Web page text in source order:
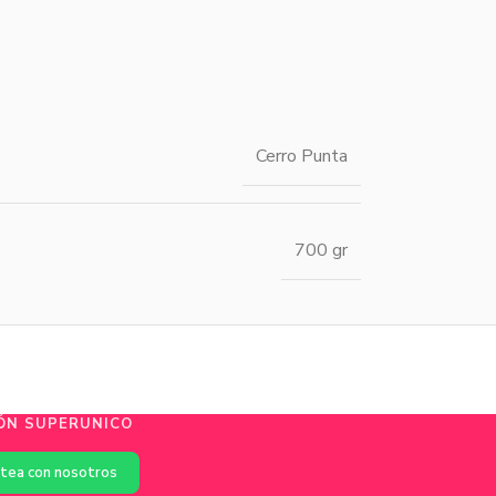
Cerro Punta
700 gr
SUPERUNICO
con nosotros